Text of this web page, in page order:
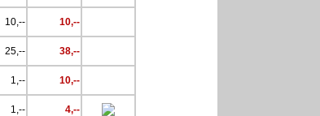
10,-- 10,--
25,-- 38,--
1,-- 10,--
1,-- 4,--